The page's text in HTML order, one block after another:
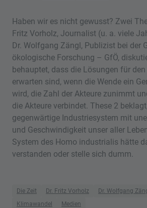
Haben wir es nicht gewusst? Zwei
Fritz Vorholz, Journalist (u. a. viele
Dr. Wolfgang Zängl, Publizist bei der
ökologische Forschung – GfÖ,
behauptet, dass die Lösungen für
erwarten sind, wenn die Wende ein
wird, die Zahl der Akteure zunimmt
die Akteure verbindet. These 2
gegenwärtige Industriesystem mit
und Geschwindigkeit unser aller
System des Homo industrialis hätte
verstanden oder stelle sich dumm.
Die Zeit Dr. Fritz Vorholz Dr. Wolfgang
Klimawandel
Medien